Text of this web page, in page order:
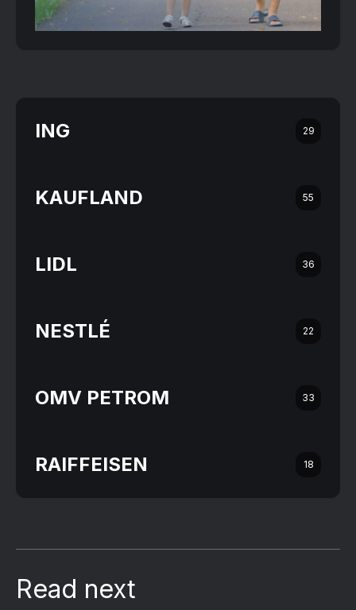
ING 29
KAUFLAND 55
LIDL 36
NESTLÉ 22
OMV PETROM 33
RAIFFEISEN 18
Read next